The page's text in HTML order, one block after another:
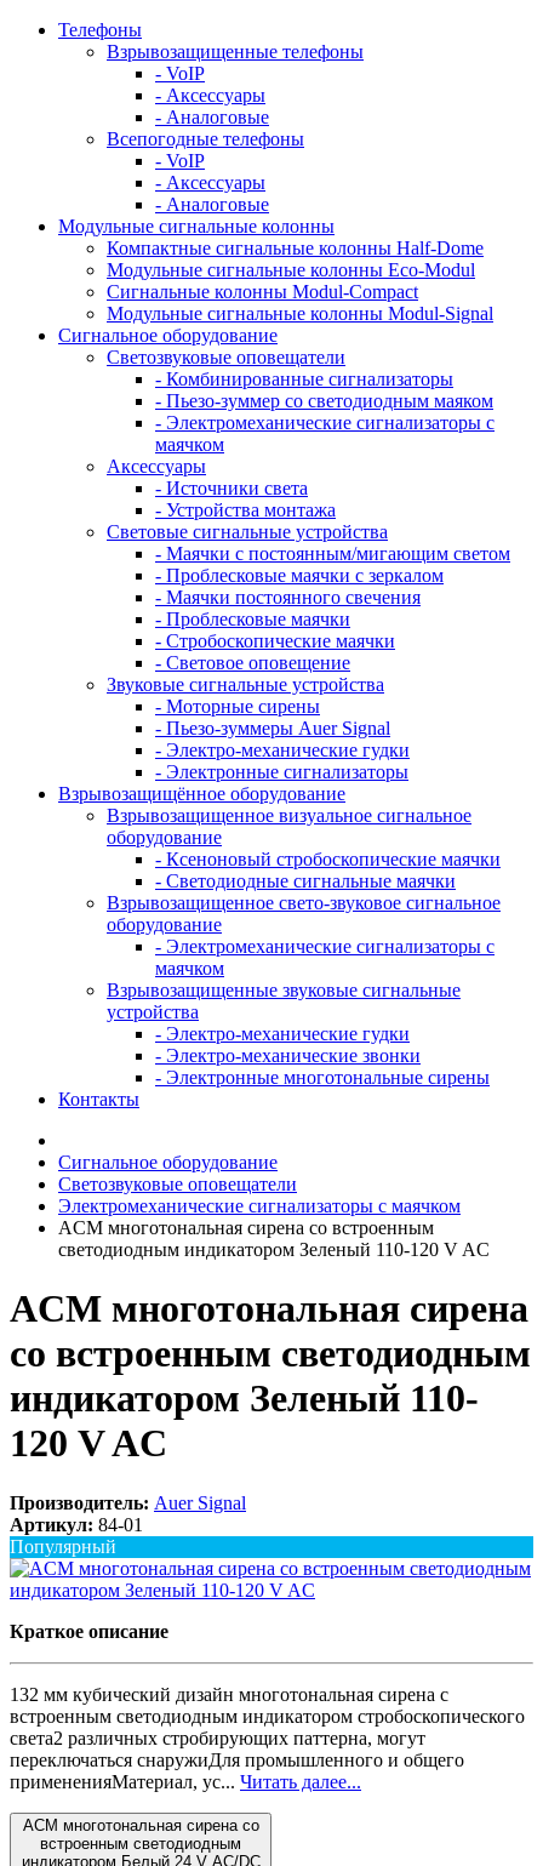
Телефоны
Взрывозащищенные телефоны
- VoIP
- Аксессуары
- Аналоговые
Всепогодные телефоны
- VoIP
- Аксессуары
- Аналоговые
Модульные сигнальные колонны
Компактные сигнальные колонны Half-Dome
Модульные сигнальные колонны Eco-Modul
Сигнальные колонны Modul-Compact
Модульные сигнальные колонны Modul-Signal
Сигнальное оборудование
Светозвуковые оповещатели
- Комбинированные сигнализаторы
- Пьезо-зуммер со светодиодным маяком
- Электромеханические сигнализаторы с
маячком
Аксессуары
- Источники света
- Устройства монтажа
Световые сигнальные устройства
- Маячки с постоянным/мигающим светом
- Проблесковые маячки с зеркалом
- Маячки постоянного свечения
- Проблесковые маячки
- Стробоскопические маячки
- Световое оповещение
Звуковые сигнальные устройства
- Моторные сирены
- Пьезо-зуммеры Auer Signal
- Электро-механические гудки
- Электронные сигнализаторы
Взрывозащищённое оборудование
Взрывозащищенное визуальное сигнальное
оборудование
- Ксеноновый стробоскопические маячки
- Светодиодные сигнальные маячки
Взрывозащищенное свето-звуковое сигнальное
оборудование
- Электромеханические сигнализаторы с
маячком
Взрывозащищенные звуковые сигнальные
устройства
- Электро-механические гудки
- Электро-механические звонки
- Электронные многотональные сирены
Контакты
Сигнальное оборудование
Светозвуковые оповещатели
Электромеханические сигнализаторы с маячком
ACM многотональная сирена со встроенным
светодиодным индикатором Зеленый 110-120 V AC
ACM многотональная сирена
со встроенным светодиодным
индикатором Зеленый 110-
120 V AC
Производитель: Auer Signal
Артикул: 84-01
Популярный
Краткое описание
132 мм кубический дизайн многотональная сирена с
встроенным светодиодным индикатором стробоскопического
света2 различных стробирующих паттерна, могут
переключаться снаружиДля промышленного и общего
примененияМатериал, ус... Читать далее...
ACM многотональная сирена со
встроенным светодиодным
индикатором Белый 24 V AC/DC